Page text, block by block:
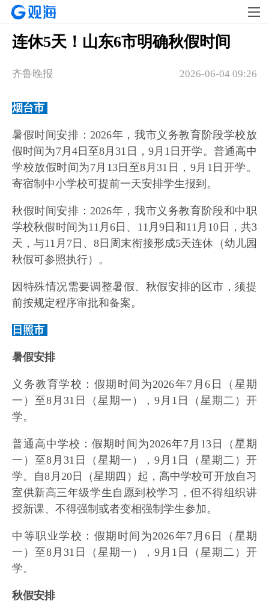
连休5天！山东6市明确秋假时间
2026-06-04 09:26
齐鲁晚报
烟台市
暑假时间安排：2026年，我市义务教育阶段学校放
假时间为7月4日至8月31日，9月1日开学。普通高中
学校放假时间为7月13日至8月31日，9月1日开学。
寄宿制中小学校可提前一天安排学生报到。
秋假时间安排：2026年，我市义务教育阶段和中职
学校秋假时间为11月6日、11月9日和11月10日，共3
天，与11月7日、8日周末衔接形成5天连休（幼儿园
秋假可参照执行）。
因特殊情况需要调整暑假、秋假安排的区市，须提
前按规定程序审批和备案。
日照市
暑假安排
义务教育学校：假期时间为2026年7月6日（星期
一）至8月31日（星期一），9月1日（星期二）开
学。
普通高中学校：假期时间为2026年7月13日（星期
一）至8月31日（星期一），9月1日（星期二）开
学。自8月20日（星期四）起，高中学校可开放自习
室供新高三年级学生自愿到校学习，但不得组织讲
授新课、不得强制或者变相强制学生参加。
中等职业学校：假期时间为2026年7月6日（星期
一）至8月31日（星期一），9月1日（星期二）开
学。
秋假安排